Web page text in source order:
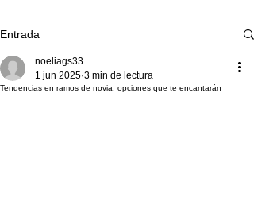
Entrada
Tendencias en ramos de novia: opciones que te encantarán
noeliags33
1 jun 2025 3 min de lectura